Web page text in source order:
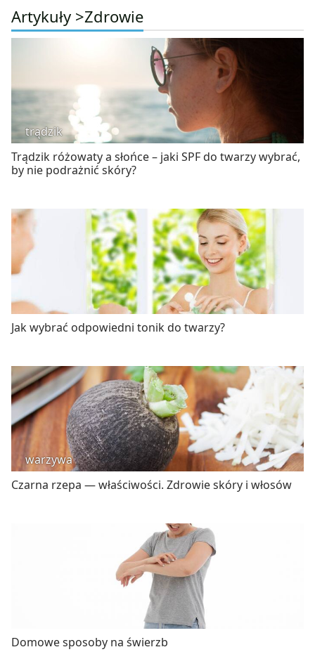
Artykuły >Zdrowie
trądzik
Trądzik różowaty a słońce – jaki SPF do twarzy wybrać,
by nie podrażnić skóry?
Jak wybrać odpowiedni tonik do twarzy?
warzywa
Czarna rzepa — właściwości. Zdrowie skóry i włosów
Domowe sposoby na świerzb